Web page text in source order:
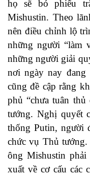
họ sẽ bỏ phiếu
Mishustin. Theo
nên điều chỉnh lộ
những người “làm
những người giải
nơi ngày nay đang
cũng đề cập rằng
phủ “chưa tuân
tướng. Nghị quyết
thống Putin, người
chức vụ Thủ
ông Mishustin
xuất về cơ cấu các